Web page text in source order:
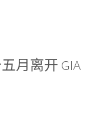
月离开 GIA